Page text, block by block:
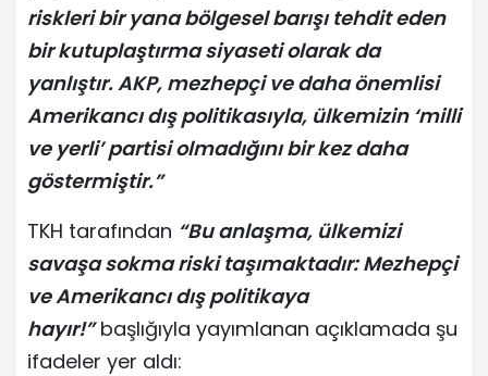
riskleri bir yana bölgesel barışı tehdit eden
bir kutuplaştırma siyaseti olarak da
yanlıştır. AKP, mezhepçi ve daha önemlisi
Amerikancı dış politikasıyla, ülkemizin ‘milli
ve yerli’ partisi olmadığını bir kez daha
göstermiştir.”
TKH tarafından “Bu anlaşma, ülkemizi
savaşa sokma riski taşımaktadır: Mezhepçi
ve Amerikancı dış politikaya
hayır!”başlığıyla yayımlanan açıklamada şu
ifadeler yer aldı: